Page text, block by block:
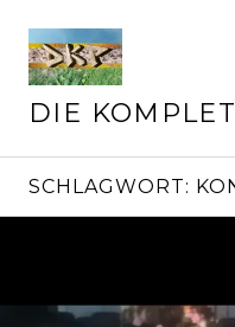
zum
Inhalt
DIE
SCHLAGWORT: